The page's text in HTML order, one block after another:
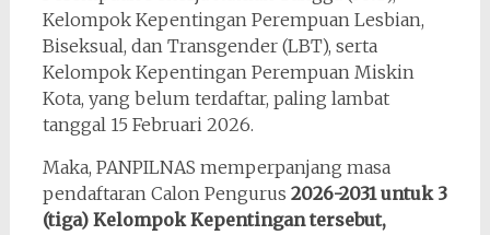
Kelompok Kepentingan Perempuan Lesbian,
Biseksual, dan Transgender (LBT), serta
Kelompok Kepentingan Perempuan Miskin
Kota, yang belum terdaftar, paling lambat
tanggal 15 Februari 2026.
Maka, PANPILNAS memperpanjang masa
pendaftaran Calon Pengurus 2026-2031 untuk 3
(tiga) Kelompok Kepentingan tersebut,